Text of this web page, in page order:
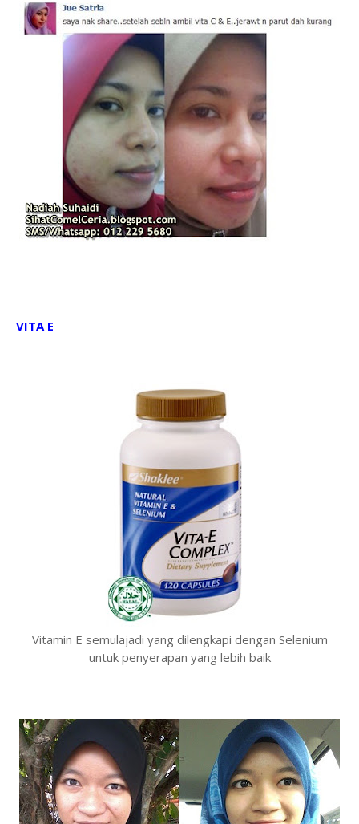
VITA E
Vitamin E semulajadi yang dilengkapi dengan Selenium
untuk penyerapan yang lebih baik